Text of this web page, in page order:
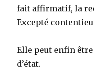
fait affirmatif, la
Excepté
Elle peut enfin
d’état.